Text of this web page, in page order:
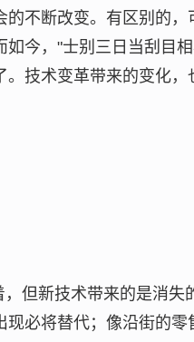
不断改变。有区别的
今，"士别三日当刮目
技术变革带来的变化
但新技术带来的是消失
必将替代；像沿街的零